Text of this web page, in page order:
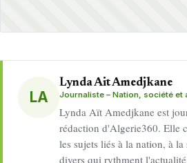
LA
Lynda Ait Amedjkane
Journaliste – Nation, société et
Lynda Aït Amedjkane est
rédaction d'Algerie360. Elle
les sujets liés à la nation, à
divers qui rythment